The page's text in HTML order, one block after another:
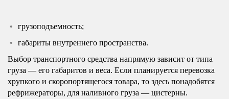
грузоподъемность;
габариты внутреннего пространства.
Выбор транспортного средства напрямую зависит от типа
груза — его габаритов и веса. Если планируется перевозка
хрупкого и скоропортящегося товара, то здесь понадобятся
рефрижераторы, для наливного груза — цистерны.